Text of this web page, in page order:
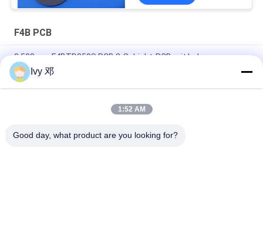
F4B PCB
0.508mm F4BTD350S PCB 2-Schicht-PCB mit hoher
Wärmeleitfähigkeit
Doppelseitiges F4BTMS450 PCB 0,508 mm Substrat mit
Ivy 邓
1:52 AM
Good day, what product are you looking for?